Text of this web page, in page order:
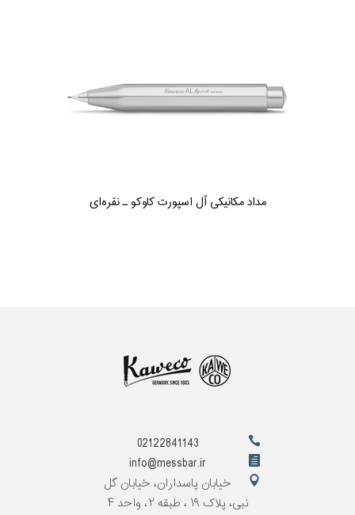
مداد مکانیکی آل اسپورت کاوکو ـ نقره‌ای
02122841143
info@messbar.ir
خیابان پاسداران، خیابان گل
نبی، پلاک ۱۹ ، طبقه ۲، واحد ۴